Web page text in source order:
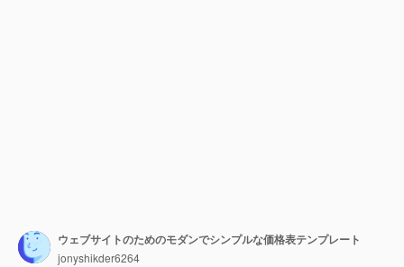
ウェブサイトのためのモダンでシンプルな価格表テンプレート
jonyshikder6264